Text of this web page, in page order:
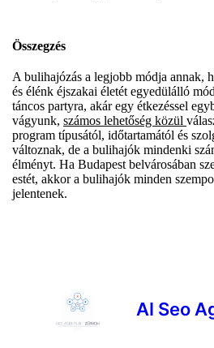
Összegzés
A bulihajózás a legjobb módja annak,
és élénk éjszakai életét egyedülálló
táncos partyra, akár egy étkezéssel
vágyunk, számos lehetőség közül
program típusától, időtartamától és
változnak, de a bulihajók mindenki
élményt. Ha Budapest belvárosában
estét, akkor a bulihajók minden
jelentenek.
AI Seo